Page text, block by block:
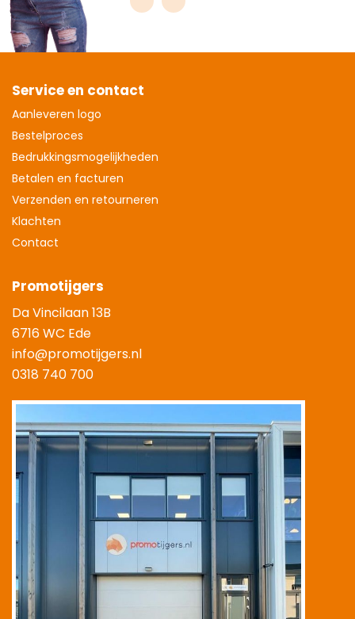
Service en contact
Aanleveren logo
Bestelproces
Bedrukkingsmogelijkheden
Betalen en facturen
Verzenden en retourneren
Klachten
Contact
Promotijgers
Da Vincilaan 13B
6716 WC Ede
info@promotijgers.nl
0318 740 700